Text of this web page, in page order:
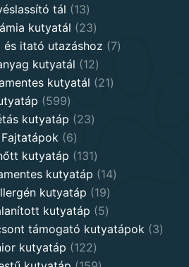
products
tál 1313
products
kutyatál 2323
products
és itató utazáshoz 77
kutyatál 1212
products
kutyatál 2121
599599
products
kutyatáp 2323
Fajtatápok 66
products
kutyatáp 131131
products
kutyatáp 1414
kutyatáp 1919
products
kutyatáp 55
products
támogató kutyatápok 33
kutyatáp 122122